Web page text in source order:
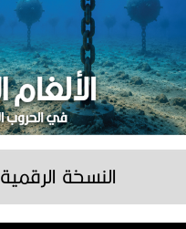
النسخة الرقمية